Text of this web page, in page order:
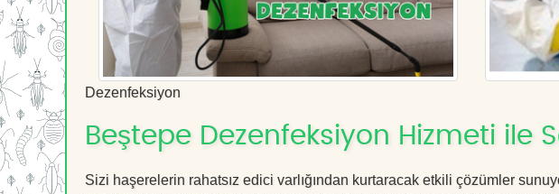
Dezenfeksiyon
Beştepe Dezenfeksiyon Hizmeti ile
Sizi haşerelerin rahatsız edici varlığından kurtaracak etkili çözümler